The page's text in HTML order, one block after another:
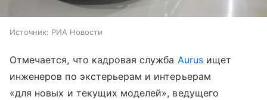
Источник: РИА Новости
Отмечается, что кадровая служба Aurusищет
инженеров по экстерьерам и интерьерам
«для новых и текущих моделей», ведущего